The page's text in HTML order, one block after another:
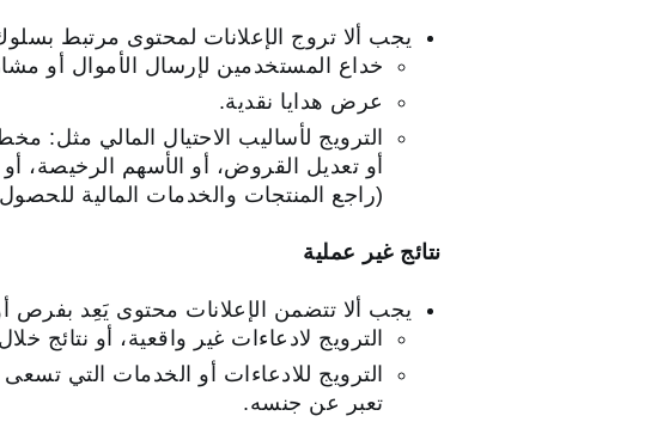
يجب ألا تروج الإعلانات لمحتوى مرتبط
خداع المستخدمين لإرسال الأموال أو
عرض هدايا نقدية.
الترويج لأساليب الاحتيال المالي مثل:
(راجع المنتجات والخدمات المالية
نتائج غير عملية
يجب ألا تتضمن الإعلانات محتوى يَعِد بفرص
الترويج لادعاءات غير واقعية، أو
الترويج للادعاءات أو الخدمات التي
تعبر عن جنسه.